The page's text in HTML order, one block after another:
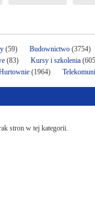
(59) Budownictwo (3754)
(83) Kursy i szkolenia
(1964)
stron w tej kategorii.